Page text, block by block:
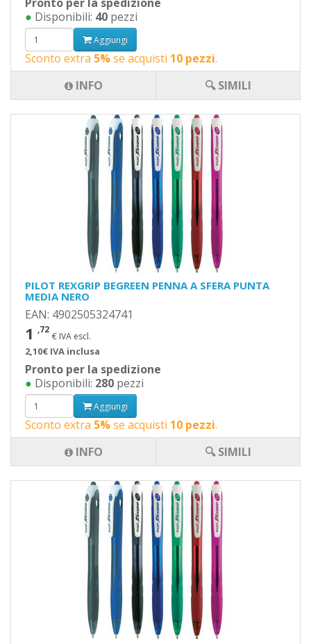
● Disponibili: 40 pezzi
Aggiungi
Sconto extra 5%se acquisti 10 pezzi.
INFO
🔍 SIMILI
PILOT REXGRIP BEGREEN PENNA A SFERA PUNTA
MEDIA NERO
EAN: 4902505324741
1 ,72
€ IVA escl.
2,10€ IVA inclusa
Pronto per la spedizione
● Disponibili: 280 pezzi
Aggiungi
Sconto extra 5%se acquisti 10 pezzi.
INFO
🔍 SIMILI